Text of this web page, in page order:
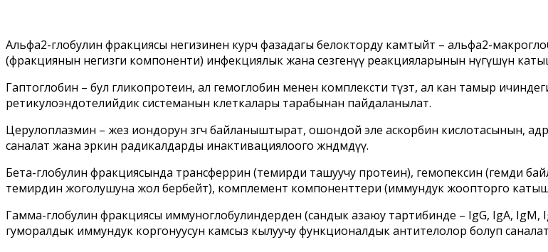
Альфа2-глобулин фракциясы негизинен курч фазадагы белокторду камтыйт – альфа2-
(фракциянын негизги компоненти) инфекциялык жана сезгенүү реакцияларынын өнүгүшүнө
Гаптоглобин – бул гликопротеин, ал гемоглобин менен комплексти түзөт, ал кан тамыр
ретикулоэндотелийдик системанын клеткалары тарабынан пайдаланылат.
Церулоплазмин – жез иондорун өзгөчө байланыштырат, ошондой эле аскорбин кислотасынын,
саналат жана эркин радикалдарды инактивациялоого жөндөмдүү.
Бета-глобулин фракциясында трансферрин (темирди ташуучу протеин), гемопексин (гемди
темирдин жоголушуна жол бербейт), комплемент компоненттери (иммундук жоопторго
Гамма-глобулин фракциясы иммуноглобулиндерден (сандык азаюу тартибинде – IgG, IgA, IgM,
гуморалдык иммундук коргонуусун камсыз кылуучу функционалдык антителолор болуп